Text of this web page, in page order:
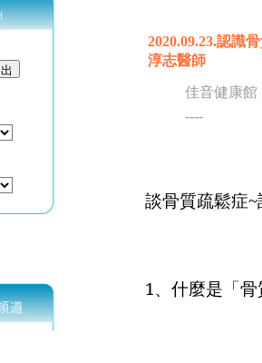
2020.09.23.認識
淳志醫師
佳音健康館
----
談骨質疏鬆症~
1、什麼是「